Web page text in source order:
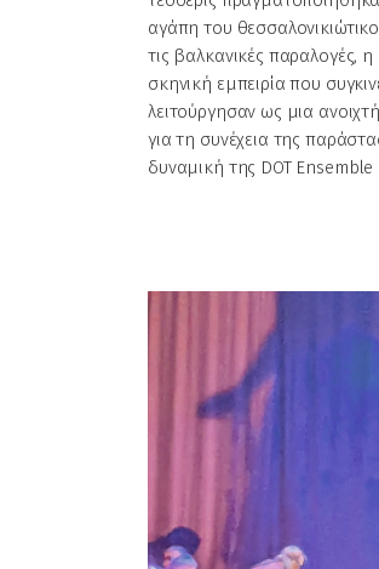
αγάπη του
τις βαλκανικές παραλογές,
σκηνική εμπειρία που
λειτούργησαν ως μια
για τη συνέχεια της
δυναμική της DOT